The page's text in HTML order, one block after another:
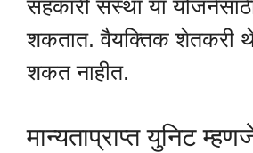
सहकारी संस्था या
शकतात. वैयक्तिक शेतकरी
शकत नाहीत.
मान्यताप्राप्त युनिट